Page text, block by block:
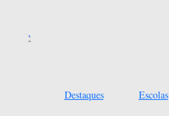
Destaques
Escolas